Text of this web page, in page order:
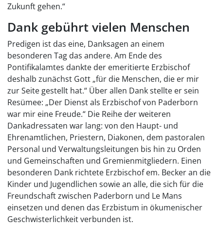
Zukunft gehen.“
Dank gebührt vielen Menschen
Predigen ist das eine, Danksagen an einem
besonderen Tag das andere. Am Ende des
Pontifikalamtes dankte der emeritierte Erzbischof
deshalb zunächst Gott „für die Menschen, die er mir
zur Seite gestellt hat.“ Über allen Dank stellte er sein
Resümee: „Der Dienst als Erzbischof von Paderborn
war mir eine Freude.“ Die Reihe der weiteren
Dankadressaten war lang: von den Haupt- und
Ehrenamtlichen, Priestern, Diakonen, dem pastoralen
Personal und Verwaltungsleitungen bis hin zu Orden
und Gemeinschaften und Gremienmitgliedern. Einen
besonderen Dank richtete Erzbischof em. Becker an die
Kinder und Jugendlichen sowie an alle, die sich für die
Freundschaft zwischen Paderborn und Le Mans
einsetzen und denen das Erzbistum in ökumenischer
Geschwisterlichkeit verbunden ist.